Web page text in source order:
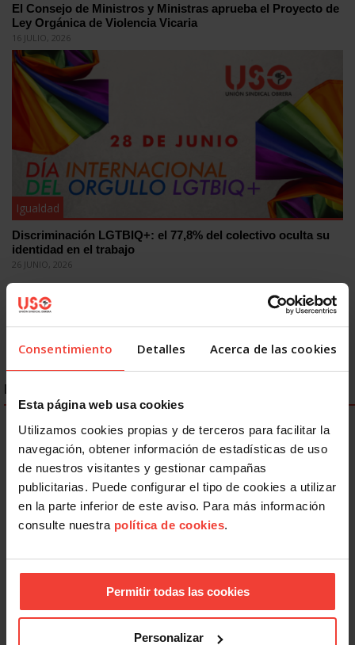
Consentimiento Detalles Acerca de las cookies
Esta página web usa cookies
Utilizamos cookies propias y de terceros para facilitar la
navegación, obtener información de estadísticas de uso
de nuestros visitantes y gestionar campañas
publicitarias. Puede configurar el tipo de cookies a utilizar
en la parte inferior de este aviso. Para más información
consulte nuestra política de cookies.
Permitir todas las cookies
Personalizar
El Consejo de Ministros y Ministras aprueba el Proyecto de
Ley Orgánica de Violencia Vicaria
16 JULIO, 2026
Igualdad
Discriminación LGTBIQ+: el 77,8% del colectivo oculta su
identidad en el trabajo
26 JUNIO, 2026
ENLACES DESTACADOS